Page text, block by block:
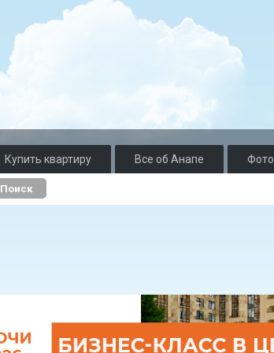
Поиск
Купить квартиру Все об Анапе Фото